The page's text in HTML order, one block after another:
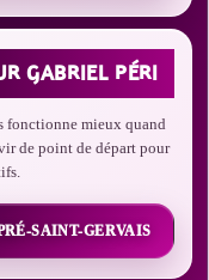
GABRIEL PÉRI
fonctionne mieux quand
de point de départ pour
SAINT-GERVAIS